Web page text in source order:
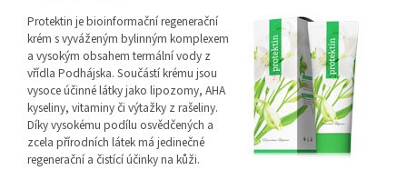
Protektin je bioinformační regenerační
krém s vyváženým bylinným komplexem
a vysokým obsahem termální vody z
vřídla Podhájska. Součástí krému jsou
vysoce účinné látky jako lipozomy, AHA
kyseliny, vitaminy či výtažky z rašeliny.
Díky vysokému podílu osvědčených a
zcela přírodních látek má jedinečné
regenerační a čistící účinky na kůži.